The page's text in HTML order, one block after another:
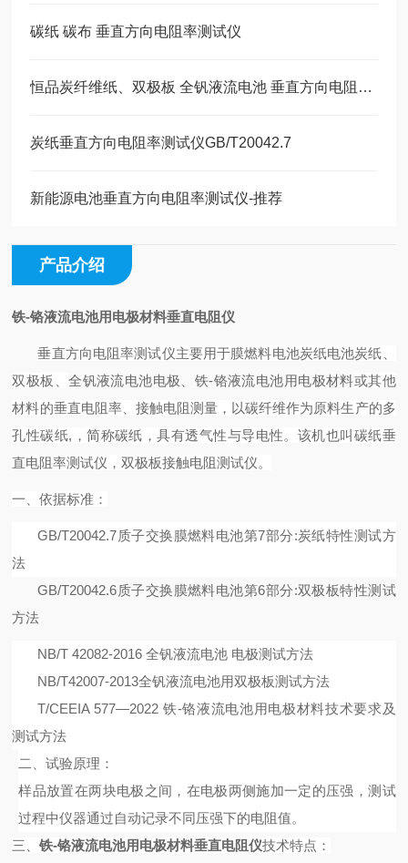
碳纸 碳布 垂直方向电阻率测试仪
恒品炭纤维纸、双极板 全钒液流电池 垂直方向电阻率测试仪
炭纸垂直方向电阻率测试仪GB/T20042.7
新能源电池垂直方向电阻率测试仪-推荐
产品介绍
铁-铬液流电池用电极材料垂直电阻仪
垂直方向电阻率测试仪主要用于膜燃料电池炭纸电池炭纸、
双极板
、全钒液流电池电极 铁-铬液流电池用电极材料或其他
材料的垂直电阻率、接触电阻测量， 以碳纤维作为原料生产的多
孔性碳纸, ，简称碳纸，具有透气性与导电性。 该机也叫碳纸垂
直电阻率测试仪 ， 双极板接触电阻测试仪。
一、依据标准：
GB/T20042.7质子交换膜燃料电池第7部分:炭纸特性测试方
法
GB/T20042.6质子交换膜燃料电池第6部分:双极板特性测试
方法
NB/T 42082-2016全钒液流电池 电极测试方法
NB/T42007-2013全钒液流电池用双极板测试方法
T/CEEIA 577—2022 铁-铬液流电池用电极材料技术要求及
测试方法
二、试验原理：
样品放置在两块电极之间，在电极两侧施加一定的压强，测试
过程中仪器通过自动记录不同压强下的电阻值。
三、铁-铬液流电池用电极材料垂直电阻仪技术特点：